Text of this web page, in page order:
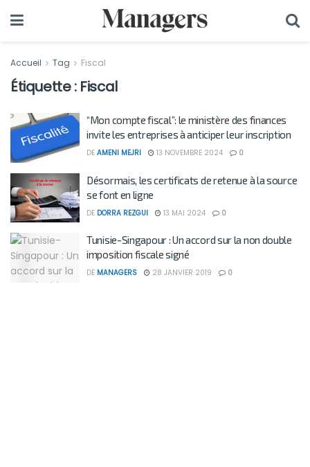
Accueil Tag Fiscal
Étiquette : Fiscal
“Mon compte fiscal”: le ministère des finances
invite les entreprises à anticiper leur inscription
DE AMENI MEJRI 13 NOVEMBRE 2024 0
Désormais, les certificats de retenue à la source
se font en ligne
DE DORRA REZGUI 13 MAI 2024 0
Tunisie-Singapour : Un accord sur la non double
imposition fiscale signé
DE MANAGERS 28 JANVIER 2019 0